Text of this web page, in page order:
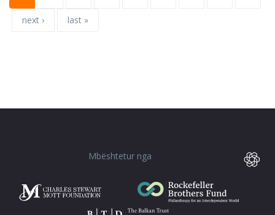
next ›
last »
Mbështetur nga